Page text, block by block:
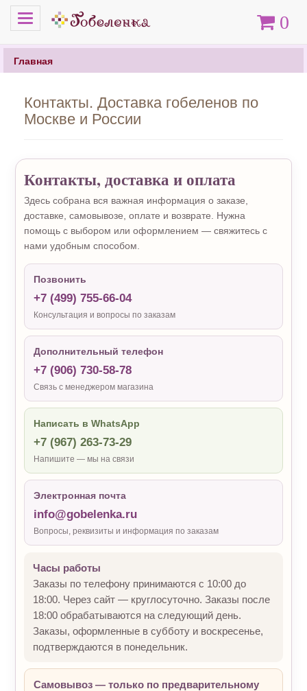
Меню Корзина
0
Главная
Контакты. Доставка гобеленов по
Москве и России
Контакты, доставка и оплата
Здесь собрана вся важная информация о заказе,
доставке, самовывозе, оплате и возврате. Нужна
помощь с выбором или оформлением — свяжитесь с
нами удобным способом.
Позвонить
+7 (499) 755-66-04
Консультация и вопросы по заказам
Дополнительный телефон
+7 (906) 730-58-78
Связь с менеджером магазина
Написать в WhatsApp
+7 (967) 263-73-29
Напишите — мы на связи
Электронная почта
info@gobelenka.ru
Вопросы, реквизиты и информация по заказам
Часы работы
Заказы по телефону принимаются с 10:00 до
18:00. Через сайт — круглосуточно. Заказы после
18:00 обрабатываются на следующий день.
Заказы, оформленные в субботу и воскресенье,
подтверждаются в понедельник.
Самовывоз — только по предварительному